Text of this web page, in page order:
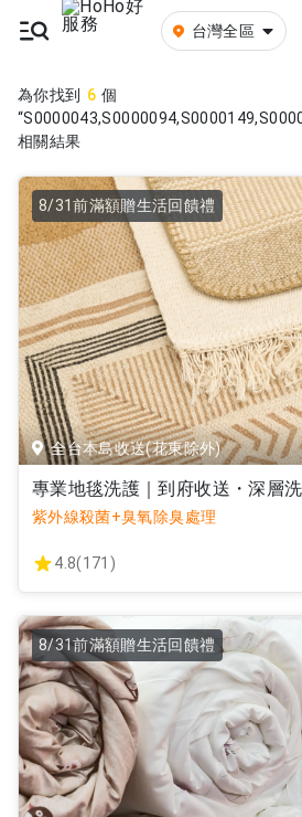
台灣全區
為你找到 6 個
相關結果
8/31前滿額贈生活回饋禮
全台本島收送(花東除外)
專業地毯洗護｜到府收送・深層
紫外線殺菌+臭氧除臭處理
4.8(171)
8/31前滿額贈生活回饋禮